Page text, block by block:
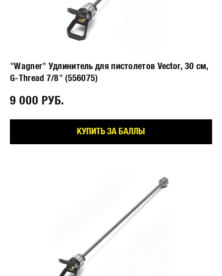
"Wagner" Удлинитель для пистолетов Vector, 30 см,
G-Thread 7/8" (556075)
9 000 РУБ.⠀
КУПИТЬ ЗА БАЛЛЫ